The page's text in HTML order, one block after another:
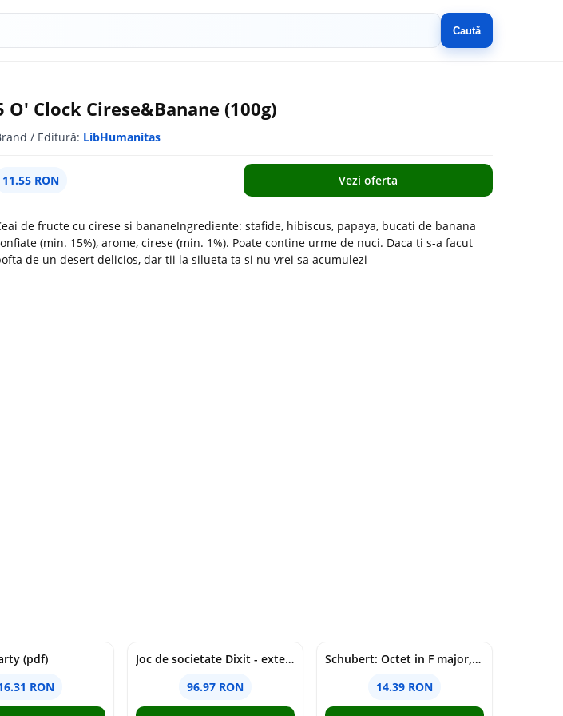
Caută
O' Clock Cirese&Banane (100g)
/ Editură: LibHumanitas
11.55 RON Vezi oferta
de fructe cu cirese si bananeIngrediente: stafide, hibiscus, papaya, bucati de banana
(min. 15%), arome, cirese (min. 1%). Poate contine urme de nuci. Daca ti s-a facut
de un desert delicios, dar tii la silueta ta si nu vrei sa acumulezi
(pdf)
RON
Joc de societate Dixit - extensia Revelations
96.97 RON
Schubert: Octet in F major, D803
14.39 RON